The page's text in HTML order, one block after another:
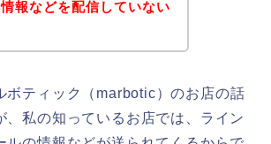
報などを配信していない
ボティック（marbotic）のお店の話
、私の知っているお店では、ライン